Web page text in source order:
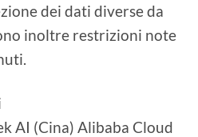
dei dati diverse da
inoltre restrizioni note
AI (Cina) Alibaba Cloud